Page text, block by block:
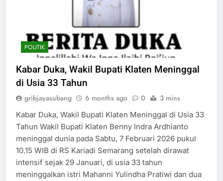
POLITIK
Kabar Duka, Wakil Bupati Klaten Meninggal
di Usia 33 Tahun
gribjayasubang 6 months ago 0 3 mins
Kabar Duka, Wakil Bupati Klaten Meninggal di Usia 33
Tahun Wakil Bupati Klaten Benny Indra Ardhianto
meninggal dunia pada Sabtu, 7 Februari 2026 pukul
10.15 WIB di RS Kariadi Semarang setelah dirawat
intensif sejak 29 Januari, di usia 33 tahun
meninggalkan istri Mahanni Yulindha Pratiwi dan dua